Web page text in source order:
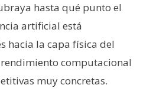
hasta qué punto el
artificial está
hacia la capa física del
computacional
muy concretas.